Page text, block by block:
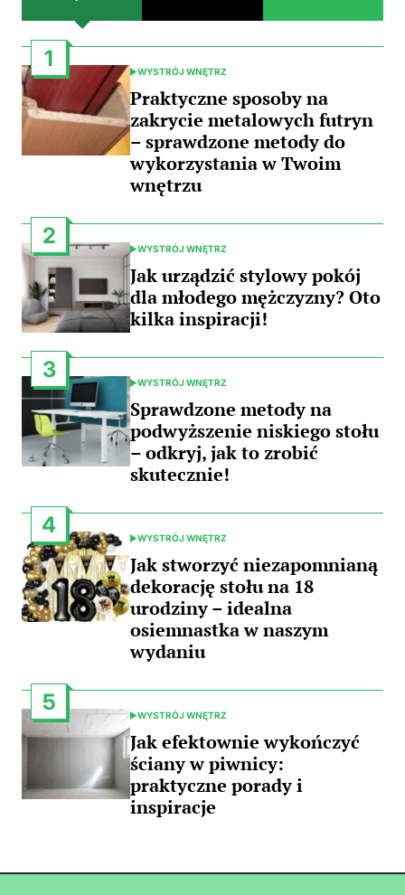
1
POSTED
IN
WYSTRÓJ WNĘTRZ
Praktyczne sposoby na
zakrycie metalowych futryn
– sprawdzone metody do
wykorzystania w Twoim
wnętrzu
2
POSTED
IN
WYSTRÓJ WNĘTRZ
Jak urządzić stylowy pokój
dla młodego mężczyzny? Oto
kilka inspiracji!
3
POSTED
IN
WYSTRÓJ WNĘTRZ
Sprawdzone metody na
podwyższenie niskiego stołu
– odkryj, jak to zrobić
skutecznie!
4
POSTED
IN
WYSTRÓJ WNĘTRZ
Jak stworzyć niezapomnianą
dekorację stołu na 18
urodziny – idealna
osiemnastka w naszym
wydaniu
5
POSTED
IN
WYSTRÓJ WNĘTRZ
Jak efektownie wykończyć
ściany w piwnicy:
praktyczne porady i
inspiracje